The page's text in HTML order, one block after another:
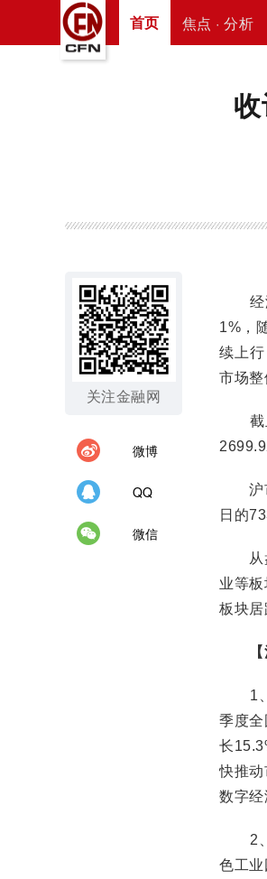
首页 焦点 · 分析
关注金融网
微博
QQ
微信
经济
1%，
续上
市场整
截止
沪市
日的
从盘
业等
板块居
【
1、
季度
长
快推
数字经
2、
色工